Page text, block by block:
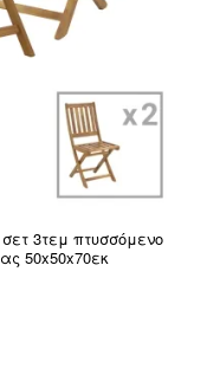
3τεμ πτυσσόμενο
50x50x70εκ